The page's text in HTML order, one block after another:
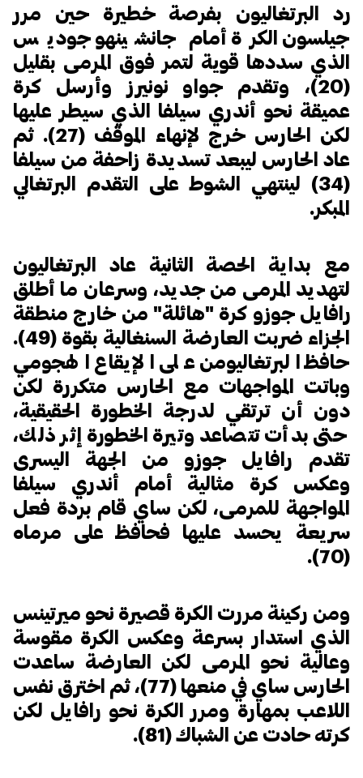
رد البرتغاليون بفرصة خطيرة حين مرر
جيلسون الكرة أمام جانشينهو جوديس
الذي سددها قوية لتمر فوق المرمى بقليل
(20)، وتقدم جواو نونيرز وأرسل كرة
عميقة نحو أندري سيلفا الذي سيطر عليها
لكن الحارس خرج لإنهاء الموقف (27). ثم
عاد الحارس ليبعد تسديدة زاحفة من سيلفا
(34) لينتهي الشوط على التقدم البرتغالي
المبكر.
مع بداية الحصة الثانية عاد البرتغاليون
لتهديد المرمى من جديد، وسرعان ما أطلق
رافايل جوزو كرة "هائلة" من خارج منطقة
الجزاء ضربت العارضة السنغالية بقوة (49).
حافظ البرتغاليومن على الإيقاع الهجومي
وباتت المواجهات مع الحارس متكررة لكن
دون أن ترتقي لدرجة الخطورة الحقيقية،
حتى بدأت تتصاعد وتيرة الخطورة إثر ذلك،
تقدم رافايل جوزو من الجهة اليسرى
وعكس كرة مثالية أمام أندري سيلفا
المواجهة للمرمى، لكن ساي قام بردة فعل
سريعة يحسد عليها فحافظ على مرماه
(70).
ومن ركينة مررت الكرة قصيرة نحو ميرتينس
الذي استدار بسرعة وعكس الكرة مقوسة
وعالية نحو المرمى لكن العارضة ساعدت
الحارس ساي في منعها (77)، ثم اخترق نفس
اللاعب بمهارة ومرر الكرة نحو رافايل لكن
كرته حادت عن الشباك (81).